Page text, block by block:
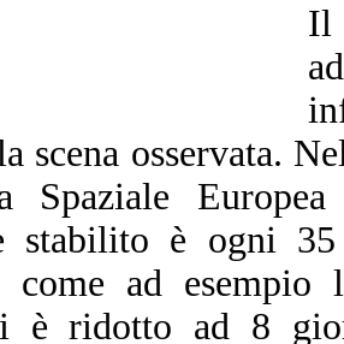
Il
scena osservata.
Spaziale
stabilito è ogni
come ad
è ridotto ad 8